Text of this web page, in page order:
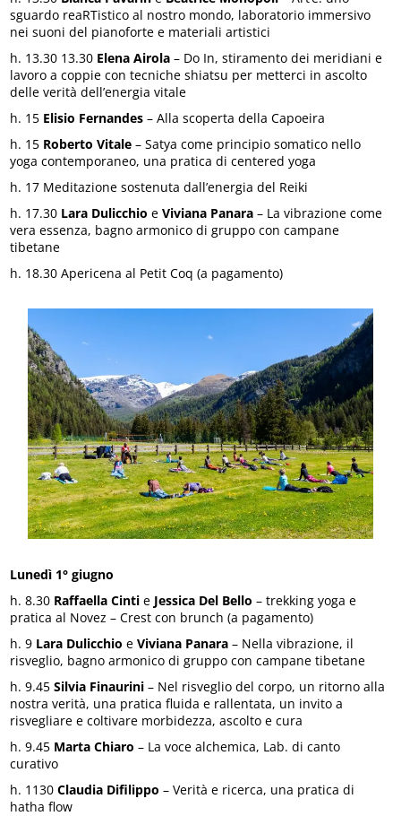
sguardo reaRTistico al nostro mondo, laboratorio immersivo
nei suoni del pianoforte e materiali artistici
h. 13.30 13.30 Elena Airola – Do In, stiramento dei meridiani e
lavoro a coppie con tecniche shiatsu per metterci in ascolto
delle verità dell’energia vitale
h. 15 Elisio Fernandes – Alla scoperta della Capoeira
h. 15 Roberto Vitale – Satya come principio somatico nello
yoga contemporaneo, una pratica di centered yoga
h. 17 Meditazione sostenuta dall’energia del Reiki
h. 17.30 Lara Dulicchio e Viviana Panara – La vibrazione come
vera essenza, bagno armonico di gruppo con campane
tibetane
h. 18.30 Apericena al Petit Coq (a pagamento)
Lunedì 1° giugno
h. 8.30 Raffaella Cinti e Jessica Del Bello – trekking yoga e
pratica al Novez – Crest con brunch (a pagamento)
h. 9 Lara Dulicchio eViviana Panara – Nella vibrazione, il
risveglio, bagno armonico di gruppo con campane tibetane
h. 9.45Silvia Finaurini – Nel risveglio del corpo, un ritorno alla
nostra verità, una pratica fluida e rallentata, un invito a
risvegliare e coltivare morbidezza, ascolto e cura
h. 9.45 Marta Chiaro – La voce alchemica, Lab. di canto
curativo
h. 1130Claudia Difilippo – Verità e ricerca, una pratica di
hatha flow